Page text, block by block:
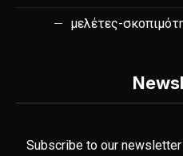
μελέτες-
Subscribe to our